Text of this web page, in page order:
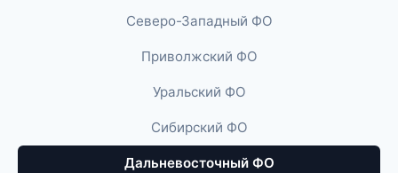
Северо-Западный ФО
Приволжский ФО
Уральский ФО
Сибирский ФО
Дальневосточный ФО